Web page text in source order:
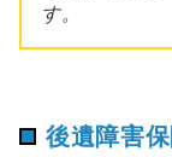
す。
後遺障害